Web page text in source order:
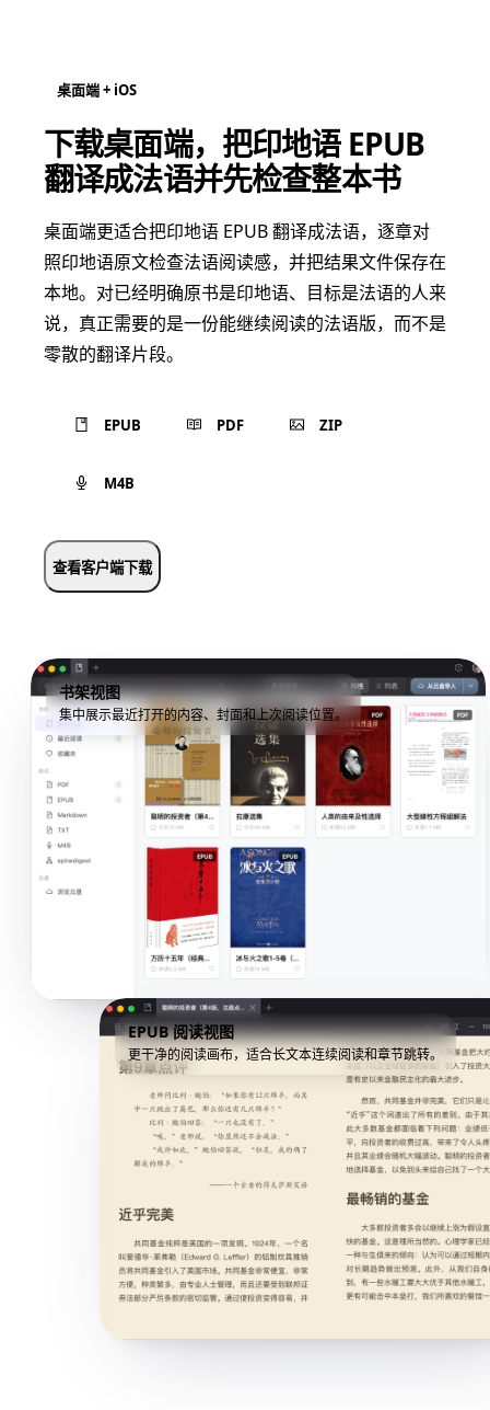
桌面端 + iOS
下载桌面端，把印地语 EPUB
翻译成法语并先检查整本书
桌面端更适合把印地语 EPUB 翻译成法语，逐章对
照印地语原文检查法语阅读感，并把结果文件保存在
本地。对已经明确原书是印地语、目标是法语的人来
说，真正需要的是一份能继续阅读的法语版，而不是
零散的翻译片段。
EPUB PDF ZIP
M4B
查看客户端下载
书架视图
集中展示最近打开的内容、封面和上次阅读位置。
EPUB 阅读视图
更干净的阅读画布，适合长文本连续阅读和章节跳转。